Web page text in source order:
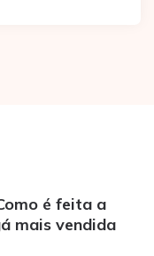
é feita a
mais vendida